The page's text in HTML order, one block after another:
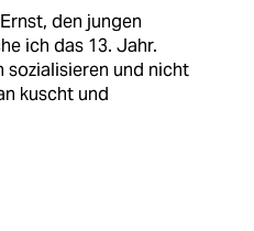
den jungen
ich das 13. Jahr.
sozialisieren und nicht
kuscht und